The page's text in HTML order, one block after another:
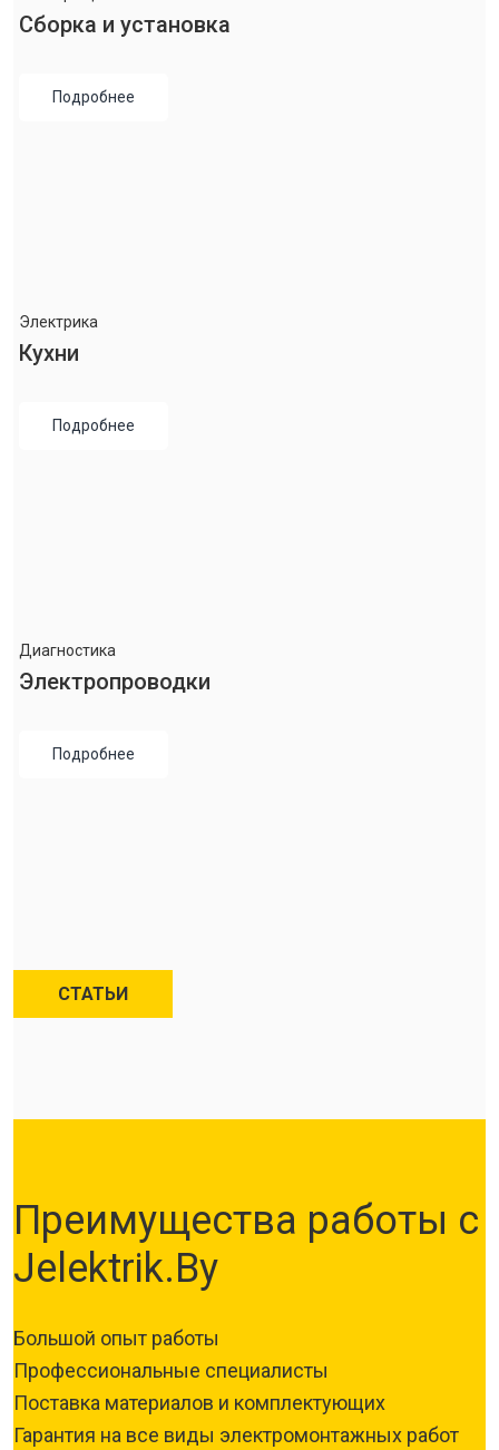
Сборка и установка
Подробнее
Электрика
Кухни
Подробнее
Диагностика
Электропроводки
Подробнее
СТАТЬИ
Преимущества работы с
Jelektrik.By
Большой опыт работы
Профессиональные специалисты
Поставка материалов и комплектующих
Гарантия на все виды электромонтажных работ